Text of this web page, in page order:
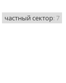
частный сектор: 7